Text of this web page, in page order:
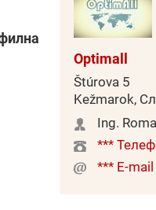
Optimall
Štúrova 5
Kežmarok,
Ing.
***
*** E-